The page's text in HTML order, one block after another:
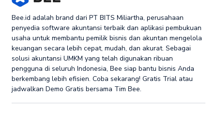
Bee.id adalah brand dari PT BITS Miliartha, perusahaan
penyedia software akuntansi terbaik dan aplikasi pembukuan
usaha untuk membantu pemilik bisnis dan akuntan mengelola
keuangan secara lebih cepat, mudah, dan akurat. Sebagai
solusi akuntansi UMKM yang telah digunakan ribuan
pengguna di seluruh Indonesia, Bee siap bantu bisnis Anda
berkembang lebih efisien. Coba sekarang! Gratis Trial atau
jadwalkan Demo Gratis bersama Tim Bee.